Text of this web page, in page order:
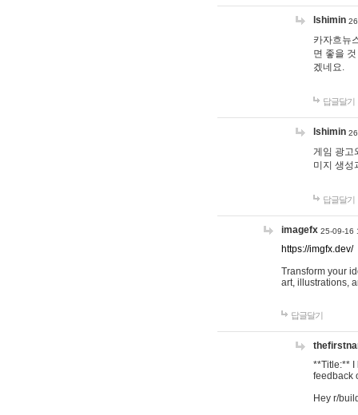
lshimin
카자흐뉴
면 좋을
겠네요.
답글달기
lshimin
게임 광고
미지 생성
답글달기
imagefx 25-09-16
https://imgfx.dev/
Transform your
art, illustrations,
답글달기
**Title:** I
feedback
Hey r/